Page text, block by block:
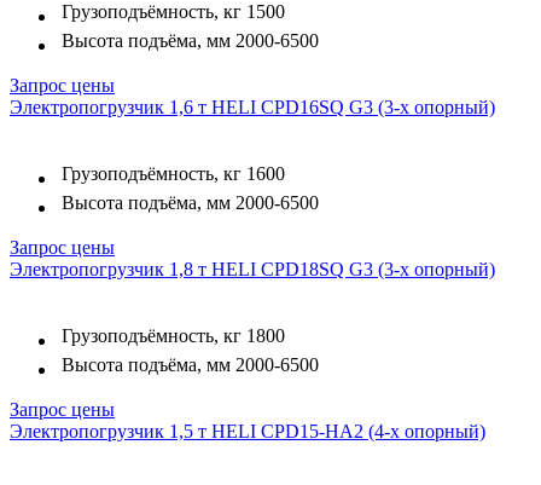
Грузоподъёмность, кг 1500
Высота подъёма, мм 2000-6500
Запрос цены
Электропогрузчик 1,6 т HELI CPD16SQ G3 (3-х опорный)
Грузоподъёмность, кг 1600
Высота подъёма, мм 2000-6500
Запрос цены
Электропогрузчик 1,8 т HELI CPD18SQ G3 (3-х опорный)
Грузоподъёмность, кг 1800
Высота подъёма, мм 2000-6500
Запрос цены
Электропогрузчик 1,5 т HELI CPD15-HA2 (4-х опорный)